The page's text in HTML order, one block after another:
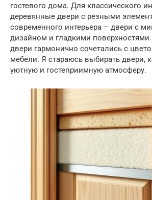
гостевого дома. Для классического
деревянные двери с резными
современного интерьера – двери с
дизайном и гладкими
двери гармонично сочетались с
мебели. Я стараюсь выбирать двери,
уютную и гостеприимную атмосферу.